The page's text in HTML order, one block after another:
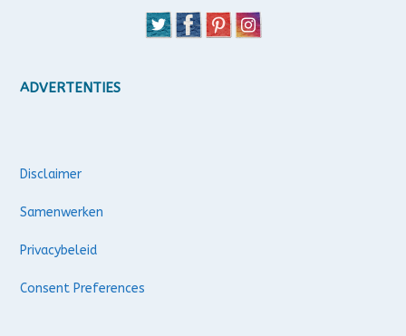
ADVERTENTIES
Disclaimer
Samenwerken
Privacybeleid
Consent Preferences